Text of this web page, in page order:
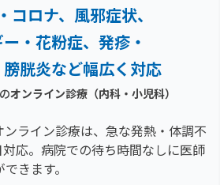
コロナ、風邪症状、
・花粉症、 発疹・
胱炎など幅広く対応
オンライン診療（内科・小児科）
ライン診療は、急な発熱・体調不
応。 病院での待ち時間なしに医師
きます。